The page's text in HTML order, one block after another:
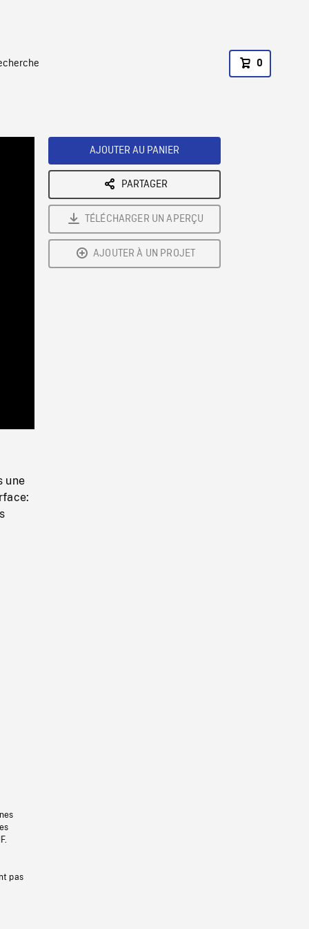
0
Rate
une
pas
AJOUTER AU PANIER
PARTAGER
TÉLÉCHARGER UN APERÇU
AJOUTER À UN PROJET